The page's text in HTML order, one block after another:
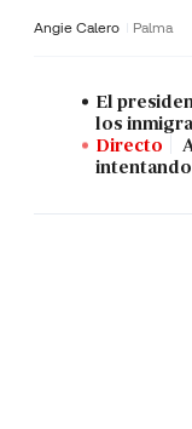
Angie Calero Palma
El
los
Directo